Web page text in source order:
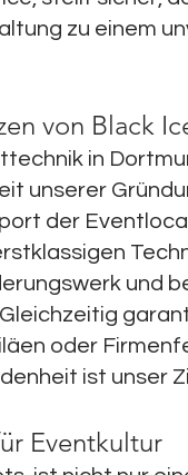
zu einem
von Black
in
unserer
der
und
oder
ist unser
Eventkultur